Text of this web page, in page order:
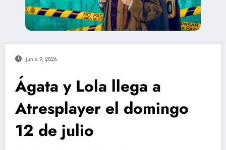
Junio 9, 2026
Ágata y Lola llega a
Atresplayer el domingo
12 de julio